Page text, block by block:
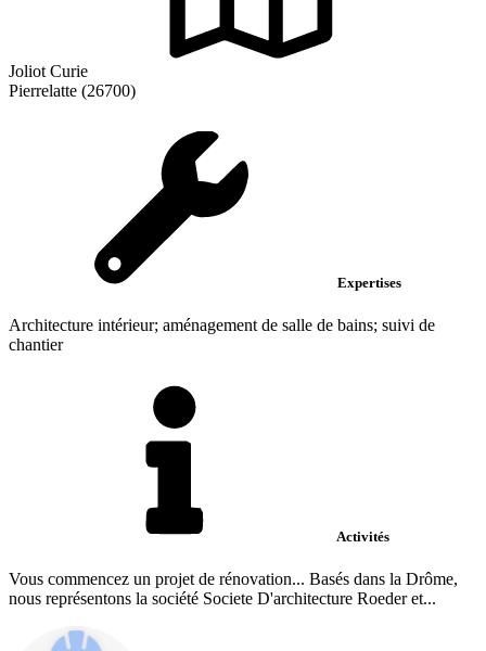
Joliot Curie
Pierrelatte (26700)
Expertises
Architecture intérieur; aménagement de salle de bains; suivi de
chantier
Activités
Vous commencez un projet de rénovation... Basés dans la Drôme,
nous représentons la société Societe D'architecture Roeder et...